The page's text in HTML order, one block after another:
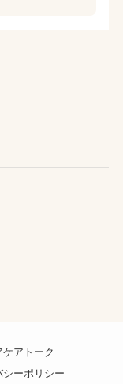
ケアトーク
シーポリシー